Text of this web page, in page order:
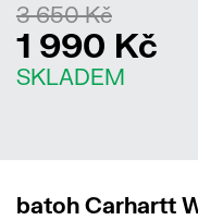
3 650 Kč
1 990 Kč
SKLADEM
batoh Carhartt